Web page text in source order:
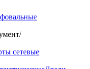
/
сетевые